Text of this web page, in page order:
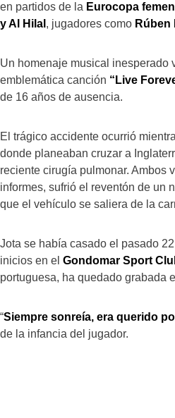
en partidos de la Eurocopa
y Al Hilal , jugadores como Rúben
Un homenaje musical inesperado
emblemática canción “Live
de 16 años de ausencia.
El trágico accidente ocurrió
donde planeaban cruzar a
reciente cirugía pulmonar. Ambos
informes, sufrió el reventón de un
que el vehículo se saliera de la
Jota se había casado el pasado
inicios en el Gondomar Sport
portuguesa, ha quedado grabada
“Siempre sonreía, era querido
de la infancia del jugador.